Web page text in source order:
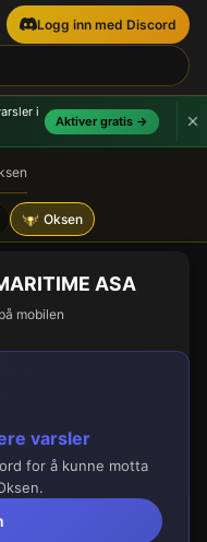
Logg inn med Discord
i
Aktiver gratis →
Oksen
ASA
mobilen
varsler
for å kunne motta